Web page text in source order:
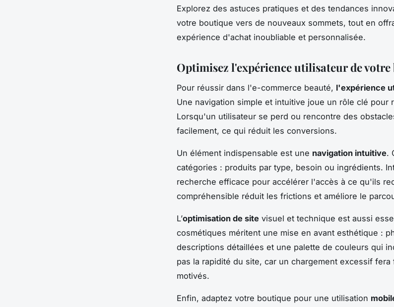
Explorez des astuces pratiques et des tendances
votre boutique vers de nouveaux sommets, tout en
expérience d'achat inoubliable et personnalisée.
Optimisez l'expérience utilisateur de
Pour réussir dans l'e-commerce beauté, l'expérience
Une navigation simple et intuitive joue un rôle clé pour
Lorsqu'un utilisateur se perd ou rencontre des
facilement, ce qui réduit les conversions.
Un élément indispensable est une navigation intuitive.
catégories : produits par type, besoin ou ingrédients.
recherche efficace pour accélérer l'accès à ce qu'ils
compréhensible réduit les frictions et améliore le
L’optimisation de site visuel et technique est aussi
cosmétiques méritent une mise en avant esthétique :
descriptions détaillées et une palette de couleurs qui
pas la rapidité du site, car un chargement excessif fera
motivés.
Enfin, adaptez votre boutique pour une utilisation